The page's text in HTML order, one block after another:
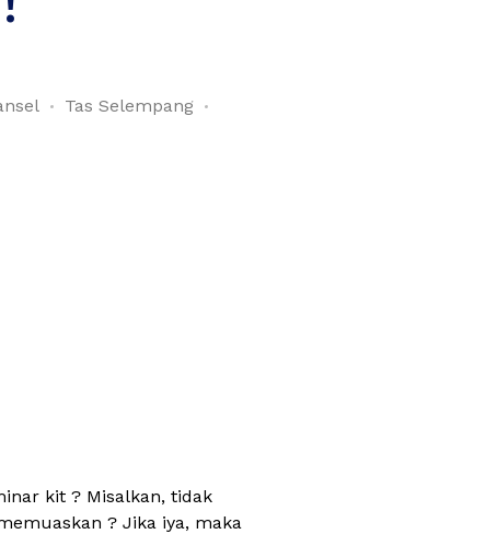
Tas Selempang
kit ? Misalkan, tidak
? Jika iya, maka